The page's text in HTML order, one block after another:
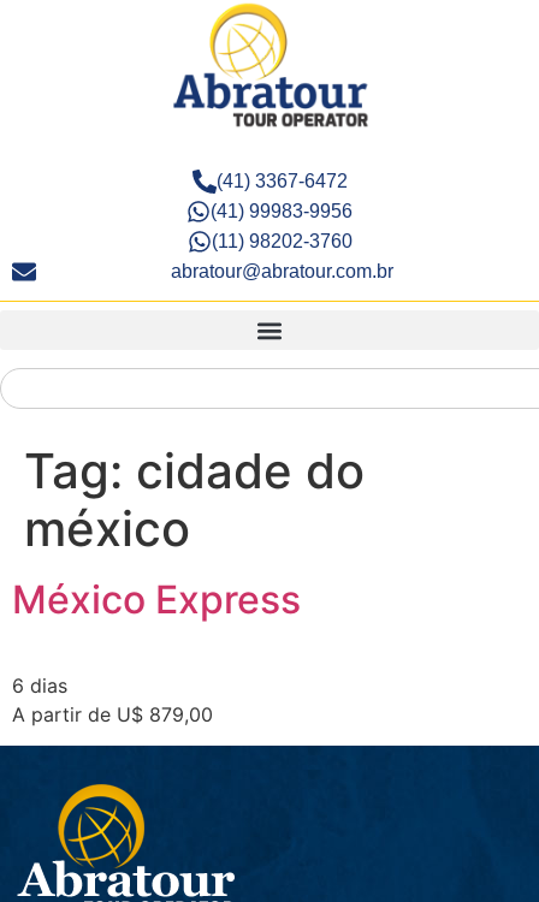
(41) 3367-6472
(41) 99983-9956
(11) 98202-3760
abratour@abratour.com.br
Tag: cidade do
méxico
México Express
6 dias
A partir de U$ 879,00